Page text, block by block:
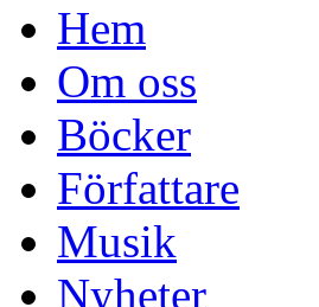
Hem
Om oss
Böcker
Författare
Musik
Nyheter